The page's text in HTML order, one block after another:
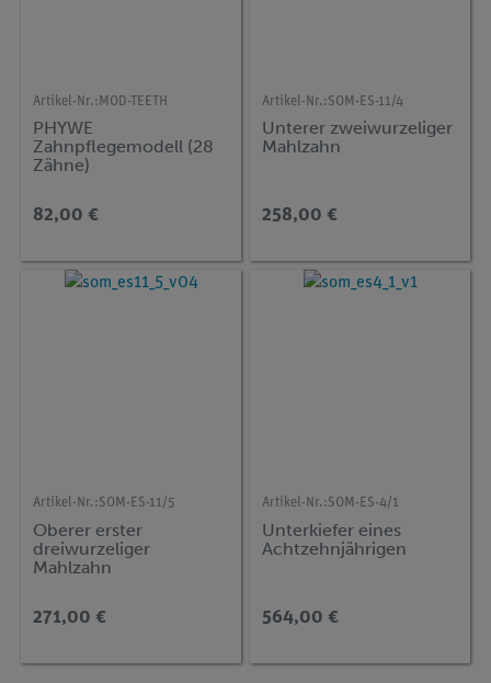
Artikel-Nr.: MOD-TEETH
PHYWE
Zahnpflegemodell (28
Zähne)
82,00 €
Artikel-Nr.:SOM-ES-11/4
Unterer zweiwurzeliger
Mahlzahn
258,00 €
Artikel-Nr.:SOM-ES-11/5
Oberer erster
dreiwurzeliger
Mahlzahn
271,00 €
Artikel-Nr.:SOM-ES-4/1
Unterkiefer eines
Achtzehnjährigen
564,00 €